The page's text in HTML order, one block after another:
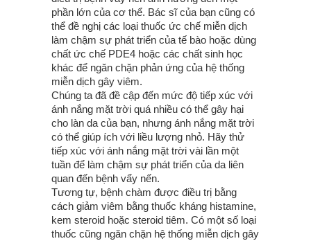
phần lớn của cơ thể. Bác sĩ của bạn cũng có
thể đề nghị các loại thuốc ức chế miễn dịch
làm chậm sự phát triển của tế bào hoặc dùng
chất ức chế PDE4 hoặc các chất sinh học
khác để ngăn chặn phản ứng của hệ thống
miễn dịch gây viêm.
Chúng ta đã đề cập đến mức độ tiếp xúc với
ánh nắng mặt trời quá nhiều có thể gây hại
cho làn da của bạn, nhưng ánh nắng mặt trời
có thể giúp ích với liều lượng nhỏ. Hãy thử
tiếp xúc với ánh nắng mặt trời vài lần một
tuần để làm chậm sự phát triển của da liên
quan đến bệnh vẩy nến.
Tương tự, bệnh chàm được điều trị bằng
cách giảm viêm bằng thuốc kháng histamine,
kem steroid hoặc steroid tiêm. Có một số loại
thuốc cũng ngăn chặn hệ thống miễn dịch gây